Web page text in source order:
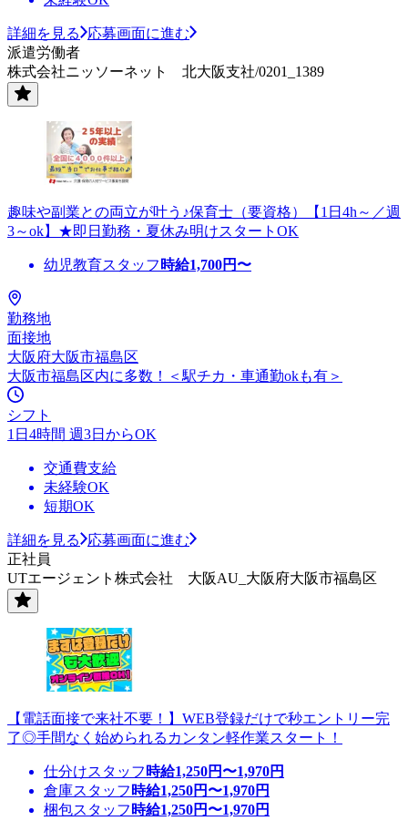
詳細を見る
応募画面に進む
派遣労働者
株式会社ニッソーネット 北大阪支社/0201_1389
趣味や副業との両立が叶う♪保育士（要資格）【1日4h～／週
3～ok】★即日勤務・夏休み明けスタートOK
幼児教育スタッフ 時給1,700円〜
勤務地
面接地
大阪府大阪市福島区
大阪市福島区内に多数！＜駅チカ・車通勤okも有＞
シフト
1日4時間 週3日からOK
交通費支給
未経験OK
短期OK
詳細を見る
応募画面に進む
正社員
UTエージェント株式会社 大阪AU_大阪府大阪市福島区
【電話面接で来社不要！】WEB登録だけで秒エントリー完
了◎手間なく始められるカンタン軽作業スタート！
仕分けスタッフ 時給1,250円〜1,970円
倉庫スタッフ 時給1,250円〜1,970円
梱包スタッフ 時給1,250円〜1,970円